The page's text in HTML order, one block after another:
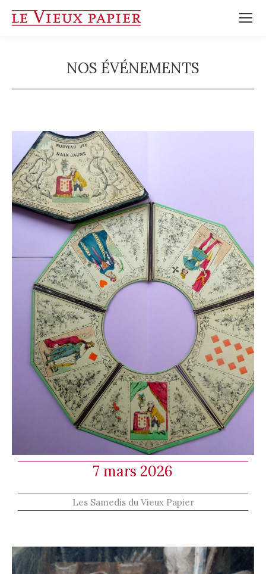
NOS ÉVÉNEMENTS
Vous êtes ici :
7 mars 2026
Les Samedis du Vieux Papier